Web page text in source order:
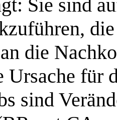
Sie sind
die
Ursache für
sind